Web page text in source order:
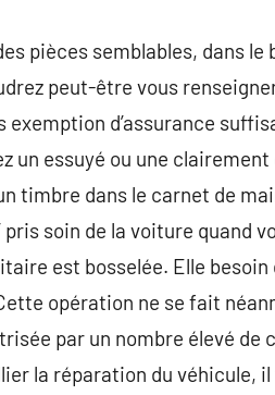
pièces semblables, dans le
peut-être vous
d’assurance
un essuyé ou une
timbre dans le carnet de
soin de la voiture quand
est bosselée. Elle besoin
opération ne se fait
par un nombre élevé de
la réparation du véhicule,